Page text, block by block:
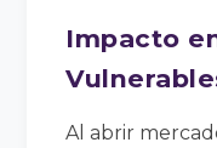
Impacto
Al abrir